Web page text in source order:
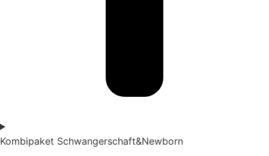
Kombipaket Schwangerschaft&Newborn